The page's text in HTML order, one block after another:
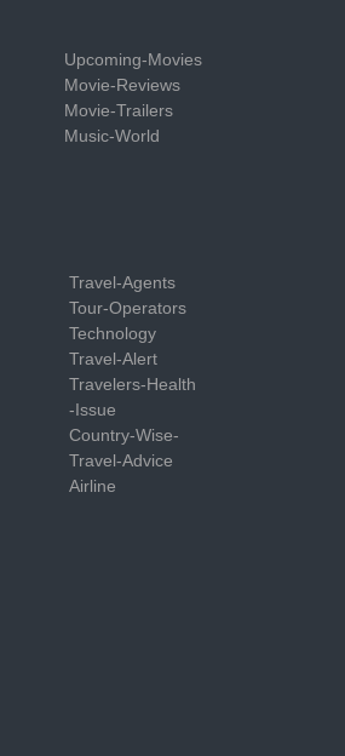
Upcoming-Movies
Movie-Reviews
Movie-Trailers
Music-World
Travel-Agents
Tour-Operators
Technology
Travel-Alert
Travelers-Health
-Issue
Country-Wise-
Travel-Advice
Airline